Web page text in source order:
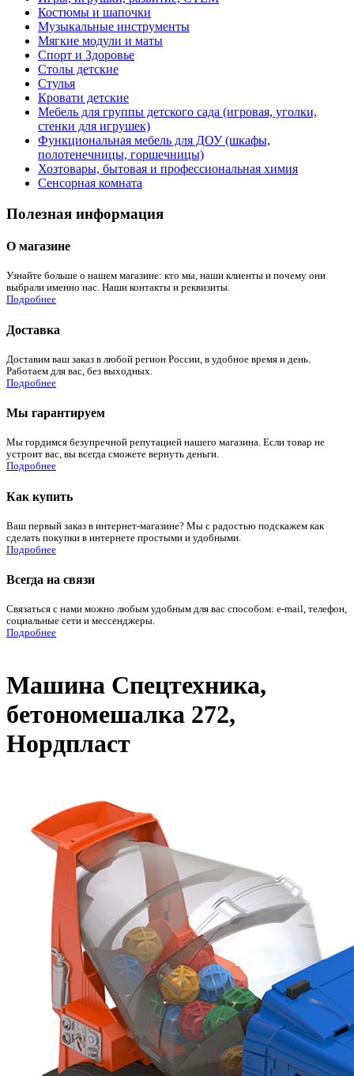
Костюмы и шапочки
Музыкальные инструменты
Мягкие модули и маты
Спорт и Здоровье
Столы детские
Стулья
Кровати детские
Мебель для группы детского сада (игровая, уголки,
стенки для игрушек)
Функциональная мебель для ДОУ (шкафы,
полотенечницы, горшечницы)
Хозтовары, бытовая и профессиональная химия
Сенсорная комната
Полезная информация
О магазине
Узнайте больше о нашем магазине: кто мы, наши клиенты и почему они
выбрали именно нас. Наши контакты и реквизиты.
Подробнее
Доставка
Доставим ваш заказ в любой регион России, в удобное время и день.
Работаем для вас, без выходных.
Подробнее
Мы гарантируем
Мы гордимся безупречной репутацией нашего магазина. Если товар не
устроит вас, вы всегда сможете вернуть деньги.
Подробнее
Как купить
Ваш первый заказ в интернет-магазине? Мы с радостью подскажем как
сделать покупки в интернете простыми и удобными.
Подробнее
Всегда на связи
Связаться с нами можно любым удобным для вас способом: e-mail, телефон,
социальные сети и мессенджеры.
Подробнее
Машина Спецтехника,
бетономешалка 272,
Нордпласт